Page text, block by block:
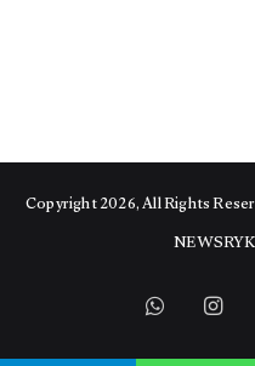
YouTube
Instagram
WhatsApp